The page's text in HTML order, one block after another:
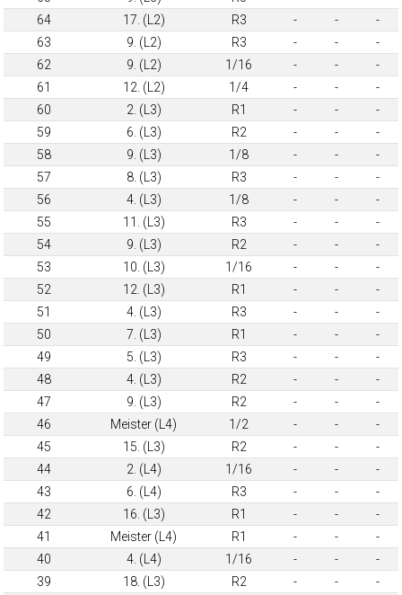
64
17. (L2) R3 - -
-
63
9. (L2) R3 - -
-
62
9. (L2) 1/16 - -
-
61
12. (L2) 1/4 - -
-
60
2. (L3) R1 - -
-
59
6. (L3) R2 - -
-
58
9. (L3) 1/8 - -
-
57
8. (L3) R3 - -
-
56
4. (L3) 1/8 - -
-
55
11. (L3) R3 - -
-
54
9. (L3) R2 - -
-
53
10. (L3) 1/16 - -
-
52
12. (L3) R1 - -
-
51
4. (L3) R3 - -
-
50
7. (L3) R1 - -
-
49
5. (L3) R3 - -
-
48
4. (L3) R2 - -
-
47
9. (L3) R2 - -
-
46
Meister (L4) 1/2 - -
-
45
15. (L3) R2 - -
-
44
2. (L4) 1/16 - -
-
43
6. (L4) R3 - -
-
42
16. (L3) R1 - -
-
41
Meister (L4) R1 - -
-
40
4. (L4) 1/16 - -
-
39
18. (L3) R2 - -
-